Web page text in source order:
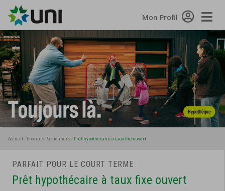
Toggle
Mon Profil
Accueil Produits Particuliers Prêt hypothécaire à taux fixe ouvert
PARFAIT POUR LE COURT TERME
Prêt hypothécaire à taux fixe ouvert